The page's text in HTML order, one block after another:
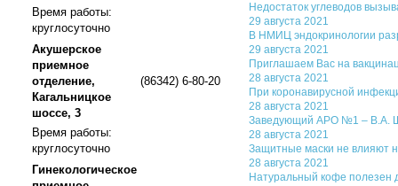
Время работы:
круглосуточно
Акушерское
приемное
отделение,
Кагальницкое
шоссе, 3
(86342) 6-80-20
Время работы:
круглосуточно
Гинекологическое
Недостаток углеводов
29 августа 2021
В НМИЦ эндокринологии
29 августа 2021
Приглашаем Вас на
28 августа 2021
При коронавирусной
28 августа 2021
Заведующий АРО №1 – В.А.
28 августа 2021
Защитные маски не влияют
28 августа 2021
Натуральный кофе полезен